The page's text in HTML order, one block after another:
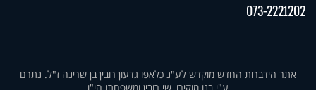
073-2221202
אתר הידברות החדש מוקדש לע"נ כלאפו גדעון רובין בן שרינה ז"ל. נתרם